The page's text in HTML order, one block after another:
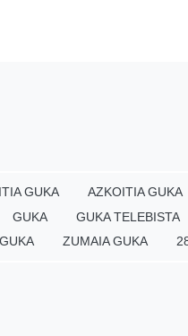
GUKA AZKOITIA GUKA
GUKA GUKA TELEBISTA
ZUMAIA GUKA